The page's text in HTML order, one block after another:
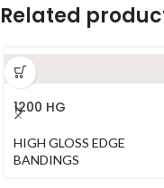
Related
1200 HG
HIGH GLOSS EDGE
BANDINGS